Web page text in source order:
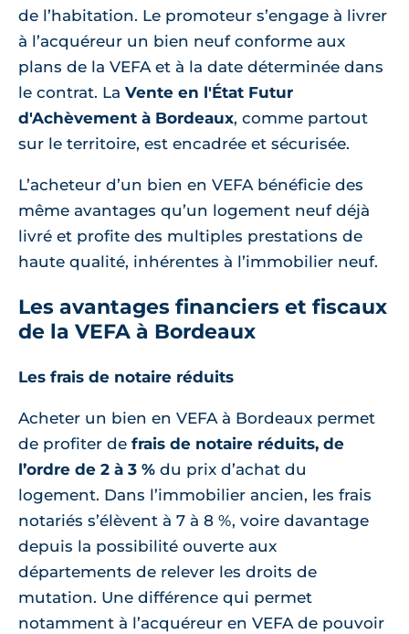
de l’habitation. Le promoteur s’engage à livrer
à l’acquéreur un bien neuf conforme aux
plans de la VEFA et à la date déterminée dans
le contrat. La Vente en l'État Futur
d'Achèvement à Bordeaux, comme partout
sur le territoire, est encadrée et sécurisée.
L’acheteur d’un bien en VEFA bénéficie des
même avantages qu’un logement neuf déjà
livré et profite des multiples prestations de
haute qualité, inhérentes à l’immobilier neuf.
Les avantages financiers et fiscaux
de la VEFA à Bordeaux
Les frais de notaire réduits
Acheter un bien en VEFA à Bordeaux permet
de profiter de frais de notaire réduits, de
l’ordre de 2 à 3 % du prix d’achat du
logement. Dans l’immobilier ancien, les frais
notariés s’élèvent à 7 à 8 %, voire davantage
depuis la possibilité ouverte aux
départements de relever les droits de
mutation. Une différence qui permet
notamment à l’acquéreur en VEFA de pouvoir